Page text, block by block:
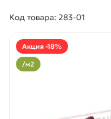
Код товара: 283-01
Акция -18%
/м2